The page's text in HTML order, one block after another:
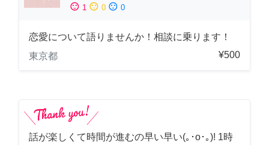
sentiment_satisfied 1 sentiment_neutral 0 sentiment_dissatisfied 0
恋愛について語りませんか！相談に乗ります！
東京都
¥500
話が楽しくて時間が進むの早い早い(｡･о･｡)! 1時